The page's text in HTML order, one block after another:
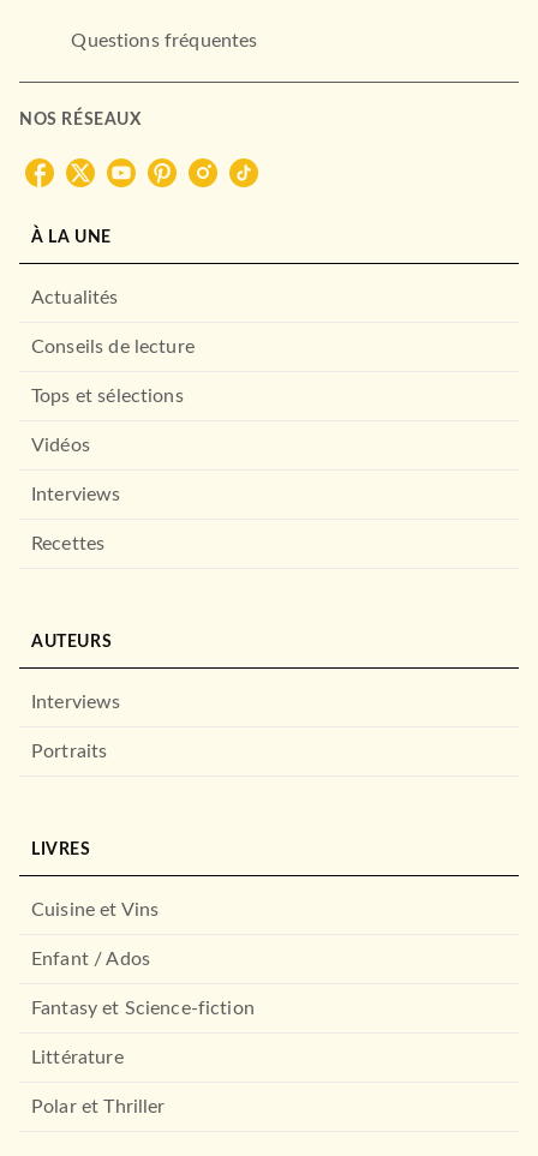
Questions fréquentes
NOS RÉSEAUX
À LA UNE
Actualités
Conseils de lecture
Tops et sélections
Vidéos
Interviews
Recettes
AUTEURS
Interviews
Portraits
LIVRES
Cuisine et Vins
Enfant / Ados
Fantasy et Science-fiction
Littérature
Polar et Thriller